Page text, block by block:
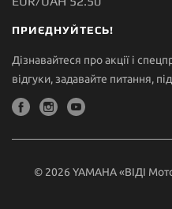
ПРИЄДНУЙТЕСЬ!
Дізнавайтеся про акції і
відгуки, задавайте питання,
© 2026 YAMAHA «ВІДІ